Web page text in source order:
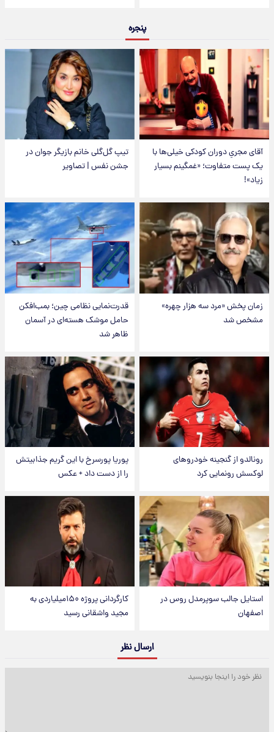
پنجره
آقای مجریِ دوران کودکی خیلی‌ها با
یک پست متفاوت؛ «غمگینم بسیار
زیاد»!
تیپ گل‌گلی خانم بازیگر جوان در
جشن نفس | تصاویر
زمان پخش «مرد سه هزار چهره»
مشخص شد
قدرت‌نمایی نظامی چین؛ بمب‌افکن
حامل موشک هسته‌ای در آسمان
ظاهر شد
رونالدو از گنجینه خودروهای
لوکسش رونمایی کرد
پوریا پورسرخ با این گریم جذابیتش
را از دست داد + عکس
استایل جالب سوپرمدل روس در
اصفهان
کارگردانی پروژه ۱۵۰میلیاردی به
مجید واشقانی رسید
ارسال نظر